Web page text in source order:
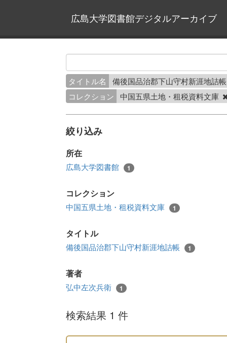
広島大学図書館デジタルアーカイブ
タイトル名
備後国品治郡下山守村新涯地詰
コレクション
中国五県土地・租税資料文庫
絞り込み
所在
広島大学図書館 1
コレクション
中国五県土地・租税資料文庫 1
タイトル
備後国品治郡下山守村新涯地詰帳 1
著者
弘中左次兵衛 1
検索結果 1 件